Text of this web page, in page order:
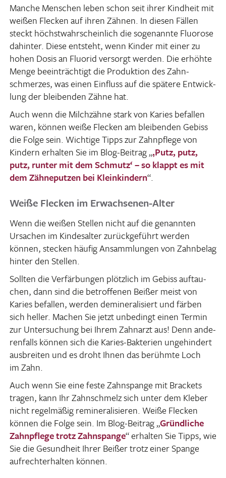
Manche Menschen leben schon seit ihrer Kind­heit mit
weißen Flecken auf ihren Zähnen. In diesen Fällen
steckt höchst­wahr­schein­lich die soge­nannte Fluo­rose
dahinter. Diese entsteht, wenn Kinder mit einer zu
hohen Dosis an Fluorid versorgt werden. Die erhöhte
Menge beein­träch­tigt die Produk­tion des Zahn­
schmerzes, was einen Einfluss auf die spätere Entwick­
lung der blei­benden Zähne hat.
Auch wenn die Milch­zähne stark von Karies befallen
waren, können weiße Flecken am blei­benden Gebiss
die Folge sein. Wich­tige Tipps zur Zahn­pflege von
Kindern erhalten Sie im Blog-Beitrag „‚Putz, putz,
putz, runter mit dem Schmutz‘ – so klappt es mit
dem Zähne­putzen bei Klein­kin­dern“.
Weiße Flecken im Erwachsenen-Alter
Wenn die weißen Stellen nicht auf die genannten
Ursa­chen im Kindes­alter zurück­ge­führt werden
können, stecken häufig Ansamm­lungen von Zahn­belag
hinter den Stellen.
Sollten die Verfär­bungen plötz­lich im Gebiss auftau­
chen, dann sind die betrof­fenen Beißer meist von
Karies befallen, werden demi­ne­ra­li­siert und färben
sich heller. Machen Sie jetzt unbe­dingt einen Termin
zur Unter­su­chung bei Ihrem Zahn­arzt aus! Denn ande­
ren­falls können sich die Karies-Bakte­rien unge­hin­dert
ausbreiten und es droht Ihnen das berühmte Loch
im Zahn.
Auch wenn Sie eine feste Zahn­spange mit Brackets
tragen, kann Ihr Zahn­schmelz sich unter dem Kleber
nicht regel­mäßig remi­ne­ra­li­sieren. Weiße Flecken
können die Folge sein. Im Blog-Beitrag „Gründ­liche
Zahn­pflege trotz Zahn­spange“ erhalten Sie Tipps, wie
Sie die Gesund­heit Ihrer Beißer trotz einer Spange
aufrecht­erhalten können.